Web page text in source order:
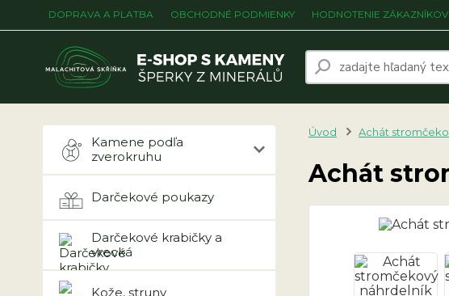
DOPRAVA A PLATBA OBCHODNÉ PODMIENKY HODNOTENIE ZÁKAZNÍKOV
Kamene podľa
zverokruhu
Darčekové poukazy
Darčekové krabičky a
vrecká
Kože, struny
Úvod Achát
Achát